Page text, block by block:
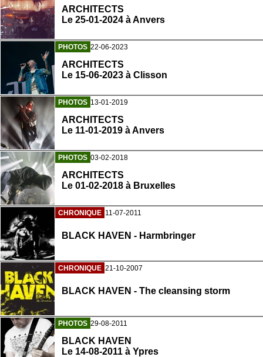
ARCHITECTS
Le 25-01-2024 à Anvers
PHOTOS 22-06-2023
ARCHITECTS
Le 15-06-2023 à Clisson
PHOTOS 13-01-2019
ARCHITECTS
Le 11-01-2019 à Anvers
PHOTOS 03-02-2018
ARCHITECTS
Le 01-02-2018 à Bruxelles
CHRONIQUE 11-07-2011
BLACK HAVEN - Harmbringer
CHRONIQUE 21-10-2007
BLACK HAVEN - The cleansing storm
PHOTOS 29-08-2011
BLACK HAVEN
Le 14-08-2011 à Ypres